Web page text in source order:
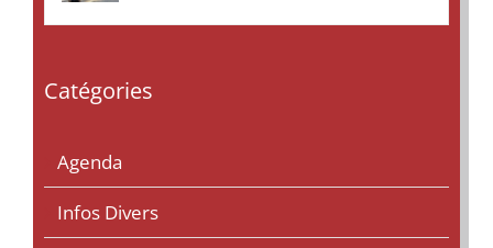
Catégories
Agenda
Infos Divers